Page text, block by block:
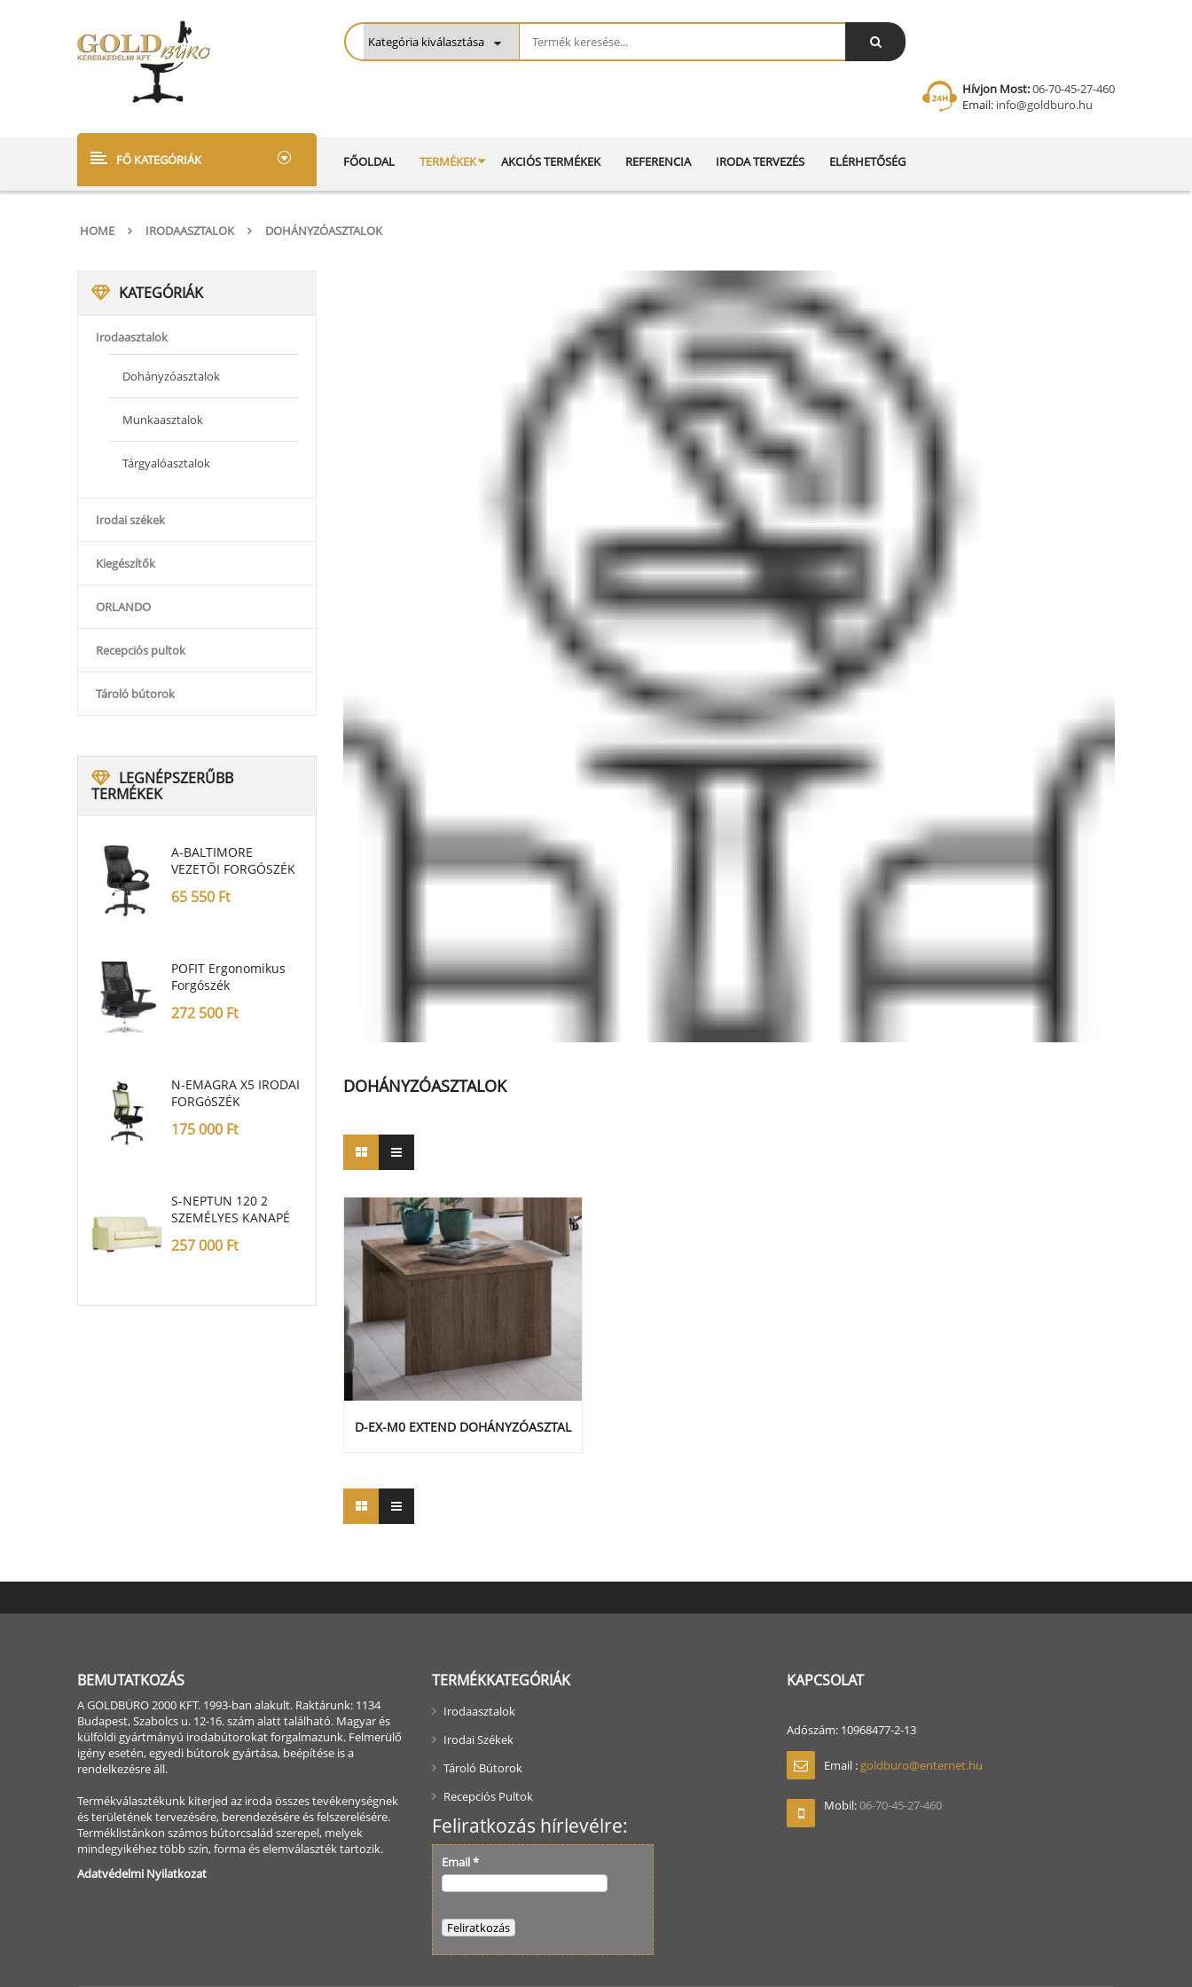
Hívjon Most:06-70-45-27-460
Email: info@goldburo.hu
FŐ KATEGÓRIÁK FŐOLDAL TERMÉKEK AKCIÓS TERMÉKEK REFERENCIA IRODA TERVEZÉS ELÉRHETŐSÉG
HOME IRODAASZTALOK DOHÁNYZÓASZTALOK
KATEGÓRIÁK
Irodaasztalok
Dohányzóasztalok
Munkaasztalok
Tárgyalóasztalok
Irodai székek
Kiegészítők
ORLANDO
Recepciós pultok
Tároló bútorok
LEGNÉPSZERŰBB
TERMÉKEK
A-BALTIMORE
VEZETŐI FORGÓSZÉK
65 550 Ft
POFIT Ergonomikus
Forgószék
272 500 Ft
N-EMAGRA X5 IRODAI
FORGóSZÉK
175 000 Ft
S-NEPTUN 120 2
SZEMÉLYES KANAPÉ
257 000 Ft
DOHÁNYZÓASZTALOK
D-EX-M0 EXTEND DOHÁNYZÓASZTAL
BEMUTATKOZÁS
A GOLDBÜRO 2000 KFT. 1993-ban alakult. Raktárunk: 1134
Budapest, Szabolcs u. 12-16. szám alatt található. Magyar és
külföldi gyártmányú irodabútorokat forgalmazunk. Felmerülő
igény esetén, egyedi bútorok gyártása, beépítése is a
rendelkezésre áll.
Termékválasztékunk kiterjed az iroda összes tevékenységnek
és területének tervezésére, berendezésére és felszerelésére.
Terméklistánkon számos bútorcsalád szerepel, melyek
mindegyikéhez több szín, forma és elemválaszték tartozik.
Adatvédelmi Nyilatkozat
TERMÉKKATEGÓRIÁK
Irodaasztalok
Irodai Székek
Tároló Bútorok
Recepciós Pultok
Feliratkozás hírlevélre:
Email*
KAPCSOLAT
Adószám: 10968477-2-13
Email : goldburo@enternet.hu
Mobil:06-70-45-27-460